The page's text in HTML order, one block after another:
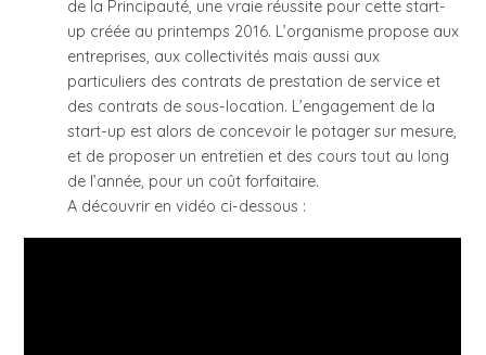
de la Principauté, une vraie réussite pour cette start-
up créée au printemps 2016. L’organisme propose aux
entreprises, aux collectivités mais aussi aux
particuliers des contrats de prestation de service et
des contrats de sous-location. L’engagement de la
start-up est alors de concevoir le potager sur mesure,
et de proposer un entretien et des cours tout au long
de l’année, pour un coût forfaitaire.
A découvrir en vidéo ci-dessous :